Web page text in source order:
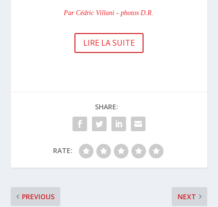
Par Cédric Villani - photos D.R.
LIRE LA SUITE
SHARE:
RATE:
PREVIOUS NEXT